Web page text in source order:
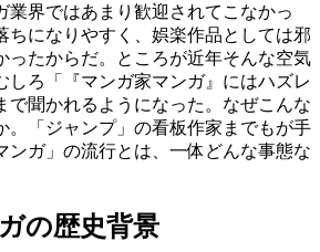
業界ではあまり歓迎されてこなかっ
ちになりやすく、娯楽作品としては邪
ったからだ。ところが近年そんな空気
しろ「『マンガ家マンガ』にはハズレ
で聞かれるようになった。なぜこんな
。「ジャンプ」の看板作家までもが手
ンガ」の流行とは、一体どんな事態な
の歴史背景